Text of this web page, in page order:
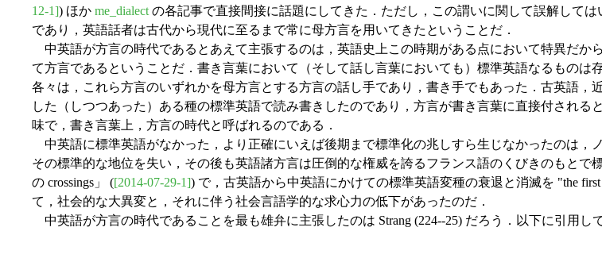
12-1]) ほか me_dialect の各記事で直接間接に話題にしてきた．ただし，この謂いに関して誤解して
であり，英語話者は古代から現代に至るまで常に母方言を用いてきたということだ．
中英語が方言の時代であるとあえて主張するのは，英語史上この時期がある点において特異だ
て方言であるということだ．書き言葉において（そして話し言葉においても）標準英語なるもの
各々は，これら方言のいずれかを母方言とする方言の話し手であり，書き手でもあった．古英語
した（しつつあった）ある種の標準英語で読み書きしたのであり，方言が書き言葉に直接付され
味で，書き言葉上，方言の時代と呼ばれるのである．
中英語に標準英語がなかった，より正確にいえば後期まで標準化の兆しすら生じなかったのは
その標準的な地位を失い，その後も英語諸方言は圧倒的な権威を誇るフランス語のくびきのもと
の crossings」 ([2014-07-29-1]) で，古英語から中英語にかけての標準英語変種の衰退と消滅を "the
て，社会的な大異変と，それに伴う社会言語学的な求心力の低下があったのだ．
中英語が方言の時代であることを最も雄弁に主張したのは Strang (224--25) だろう．以下に引用し